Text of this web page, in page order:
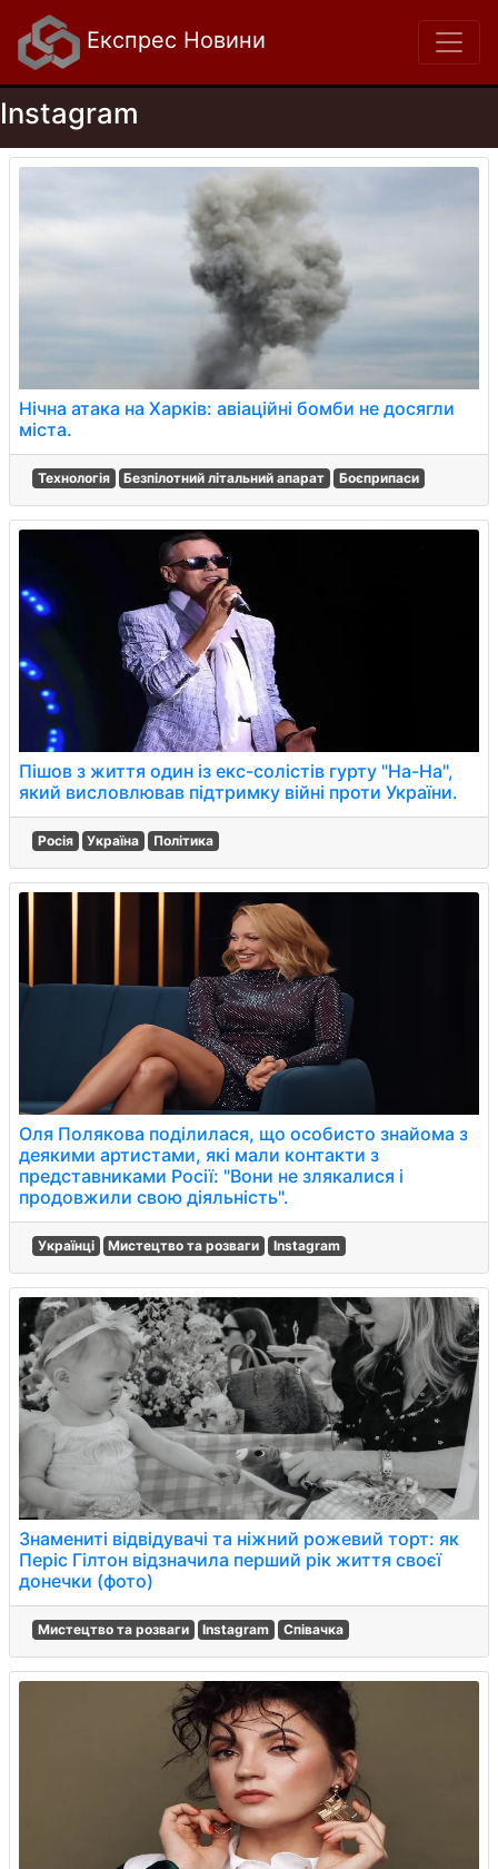
Експрес Новини
Instagram
Нічна атака на Харків: авіаційні бомби не досягли
міста.
Технологія Безпілотний літальний апарат Боєприпаси
Пішов з життя один із екс-солістів гурту "На-На",
який висловлював підтримку війні проти України.
Росія Україна Політика
Оля Полякова поділилася, що особисто знайома з
деякими артистами, які мали контакти з
представниками Росії: "Вони не злякалися і
продовжили свою діяльність".
Українці Мистецтво та розваги Instagram
Знамениті відвідувачі та ніжний рожевий торт: як
Періс Гілтон відзначила перший рік життя своєї
донечки (фото)
Мистецтво та розваги Instagram Співачка